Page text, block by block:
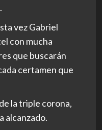
vez Gabriel
con mucha
que buscarán
certamen que
la triple corona,
alcanzado.